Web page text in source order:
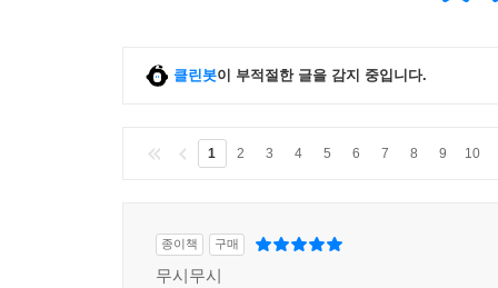
클린봇이 부적절한 글을 감지 중입니다.
1 2 3 4 5 6 7 8 9 10
종이책 구매
무시무시